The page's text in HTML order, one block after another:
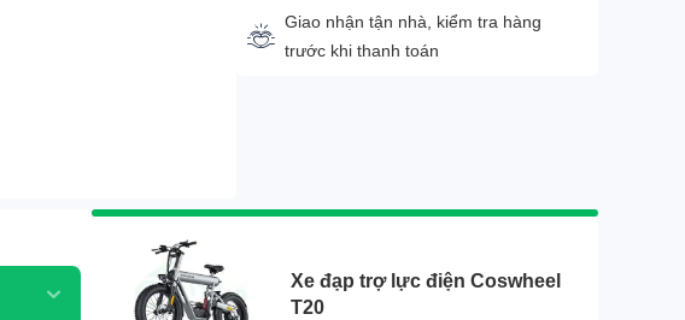
Giao nhận tận nhà, kiểm tra hàng
trước khi thanh toán
Xe đạp trợ lực điện Coswheel
T20